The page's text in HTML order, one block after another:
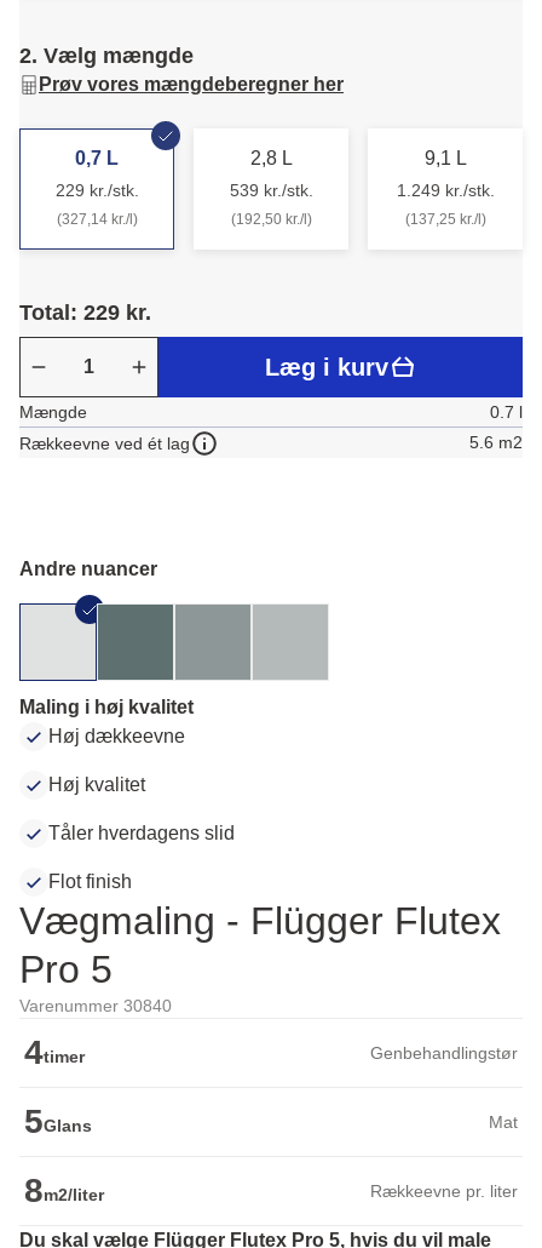
2. Vælg mængde
Prøv vores mængdeberegner her
0,7 L
229 kr./stk.
(327,14 kr./l)
2,8 L
539 kr./stk.
(192,50 kr./l)
9,1 L
1.249 kr./stk.
(137,25 kr./l)
Total: 229 kr.
Læg i kurv
Mængde
0.7 l
Rækkeevne ved ét lag
5.6 m2
Andre nuancer
Maling i høj kvalitet
Høj dækkeevne
Høj kvalitet
Tåler hverdagens slid
Flot finish
Vægmaling - Flügger Flutex
Pro 5
Varenummer 30840
4timer Genbehandlingstør
5Glans Mat
8m2/liter Rækkeevne pr. liter
Du skal vælge Flügger Flutex Pro 5, hvis du vil male